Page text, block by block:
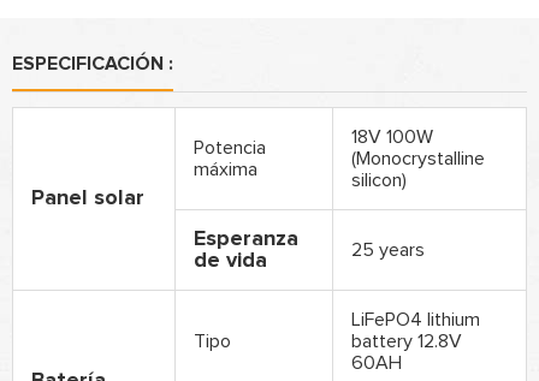
ESPECIFICACIÓN :
Panel solar
Potencia
máxima
18V 100W
(Monocrystalline
silicon)
Esperanza
de vida
25 years
Tipo
LiFePO4 lithium
battery 12.8V
60AH